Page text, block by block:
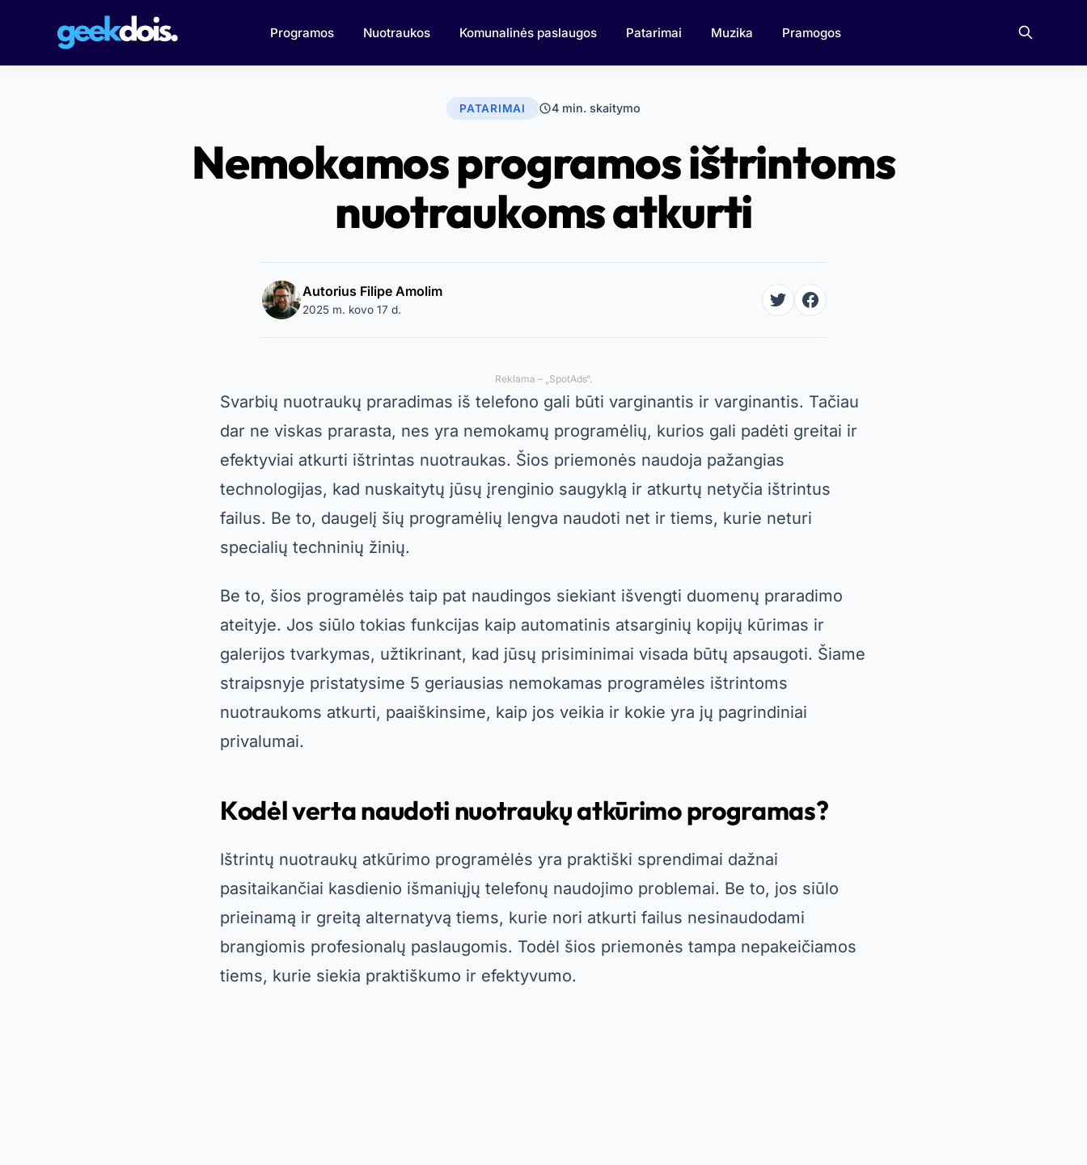
Programos Nuotraukos Komunalinės paslaugos Patarimai Muzika Pramogos
PATARIMAI 4 min. skaitymo
Nemokamos programos ištrintoms
nuotraukoms atkurti
Autorius Filipe Amolim
2025 m. kovo 17 d.
Reklama – „SpotAds“.
Svarbių nuotraukų praradimas iš telefono gali būti varginantis ir varginantis. Tačiau
dar ne viskas prarasta, nes yra nemokamų programėlių, kurios gali padėti greitai ir
efektyviai atkurti ištrintas nuotraukas. Šios priemonės naudoja pažangias
technologijas, kad nuskaitytų jūsų įrenginio saugyklą ir atkurtų netyčia ištrintus
failus. Be to, daugelį šių programėlių lengva naudoti net ir tiems, kurie neturi
specialių techninių žinių.
Be to, šios programėlės taip pat naudingos siekiant išvengti duomenų praradimo
ateityje. Jos siūlo tokias funkcijas kaip automatinis atsarginių kopijų kūrimas ir
galerijos tvarkymas, užtikrinant, kad jūsų prisiminimai visada būtų apsaugoti. Šiame
straipsnyje pristatysime 5 geriausias nemokamas programėles ištrintoms
nuotraukoms atkurti, paaiškinsime, kaip jos veikia ir kokie yra jų pagrindiniai
privalumai.
Kodėl verta naudoti nuotraukų atkūrimo programas?
Ištrintų nuotraukų atkūrimo programėlės yra praktiški sprendimai dažnai
pasitaikančiai kasdienio išmaniųjų telefonų naudojimo problemai. Be to, jos siūlo
prieinamą ir greitą alternatyvą tiems, kurie nori atkurti failus nesinaudodami
brangiomis profesionalų paslaugomis. Todėl šios priemonės tampa nepakeičiamos
tiems, kurie siekia praktiškumo ir efektyvumo.